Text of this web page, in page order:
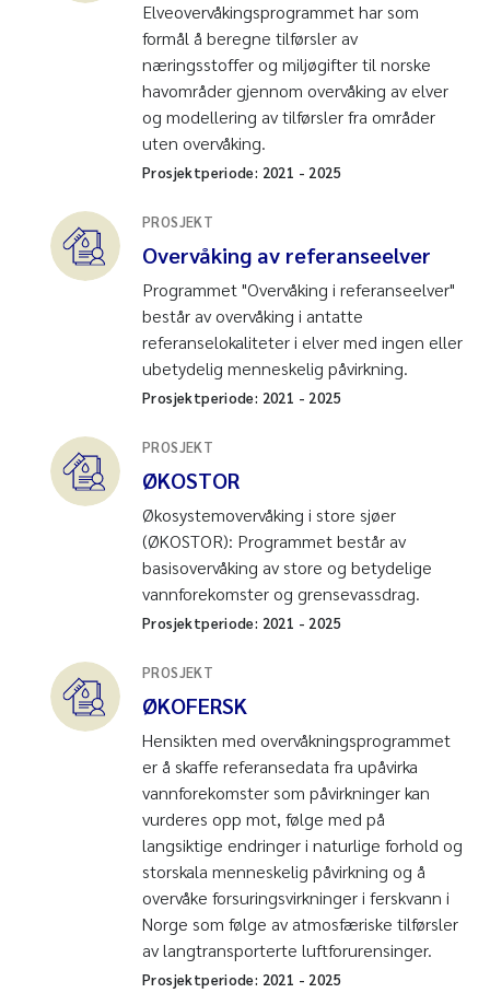
Elveovervåkingsprogrammet har som
formål å beregne tilførsler av
næringsstoffer og miljøgifter til norske
havområder gjennom overvåking av elver
og modellering av tilførsler fra områder
uten overvåking.
Prosjektperiode: 2021 - 2025
PROSJEKT
Overvåking av referanseelver
Programmet "Overvåking i referanseelver"
består av overvåking i antatte
referanselokaliteter i elver med ingen eller
ubetydelig menneskelig påvirkning.
Prosjektperiode: 2021 - 2025
PROSJEKT
ØKOSTOR
Økosystemovervåking i store sjøer
(ØKOSTOR): Programmet består av
basisovervåking av store og betydelige
vannforekomster og grensevassdrag.
Prosjektperiode: 2021 - 2025
PROSJEKT
ØKOFERSK
Hensikten med overvåkningsprogrammet
er å skaffe referansedata fra upåvirka
vannforekomster som påvirkninger kan
vurderes opp mot, følge med på
langsiktige endringer i naturlige forhold og
storskala menneskelig påvirkning og å
overvåke forsuringsvirkninger i ferskvann i
Norge som følge av atmosfæriske tilførsler
av langtransporterte luftforurensinger.
Prosjektperiode: 2021 - 2025